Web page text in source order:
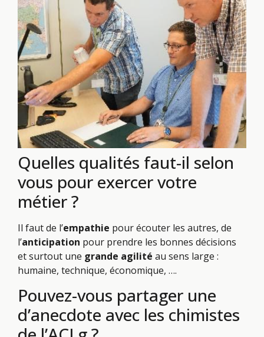
Quelles qualités faut-il selon
vous pour exercer votre
métier ?
Il faut de l’empathie pour écouter les autres, de
l’anticipation pour prendre les bonnes décisions
et surtout une grande agilité au sens large :
humaine, technique, économique, ….
Pouvez-vous partager une
d’anecdote avec les chimistes